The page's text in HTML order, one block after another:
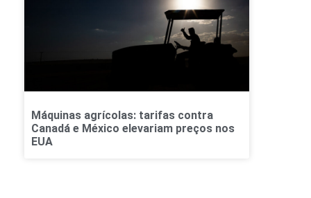
Máquinas agrícolas: tarifas contra
Canadá e México elevariam preços nos
EUA